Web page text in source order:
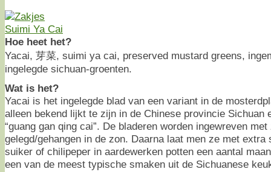
Hoe heet het?
Yacai, 芽菜, suimi ya cai, preserved mustard greens,
ingelegde sichuan-groenten.
Wat is het?
Yacai is het ingelegde blad van een variant in de
alleen bekend lijkt te zijn in de Chinese provincie Sichuan
“guang gan qing cai”. De bladeren worden ingewreven
gelegd/gehangen in de zon. Daarna laat men ze met
suiker of chilipeper in aardewerken potten een aantal
een van de meest typische smaken uit de Sichuanese